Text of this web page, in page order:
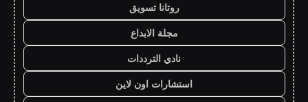
روتانا تسويق
مجلة الابداع
نادي الترددات
استشارات اون لاين